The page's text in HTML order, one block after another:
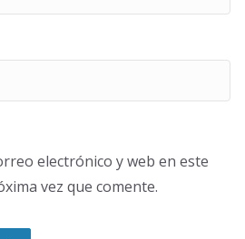
electrónico y web en este
vez que comente.